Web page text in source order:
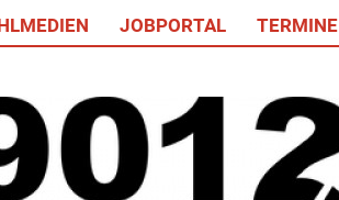
JOBPORTAL TERMINE